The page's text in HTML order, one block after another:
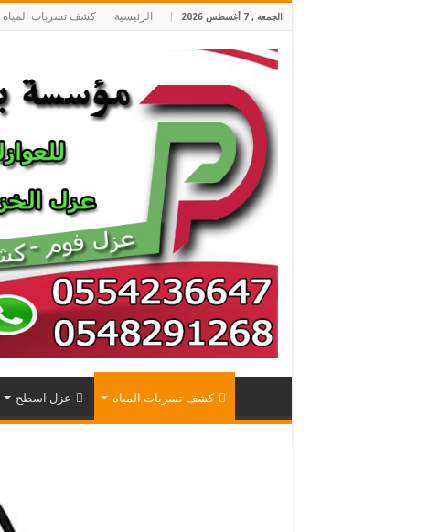
الجمعة , 7 أغسطس 2026 الرئيسية كشف تسربات المياه
كشف تسربات المياه عزل اسطح